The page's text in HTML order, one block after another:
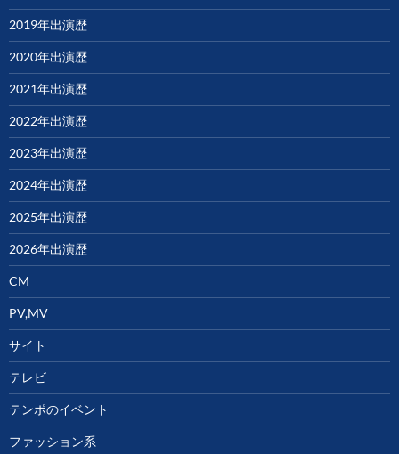
2019年出演歴
2020年出演歴
2021年出演歴
2022年出演歴
2023年出演歴
2024年出演歴
2025年出演歴
2026年出演歴
CM
PV,MV
サイト
テレビ
テンポのイベント
ファッション系